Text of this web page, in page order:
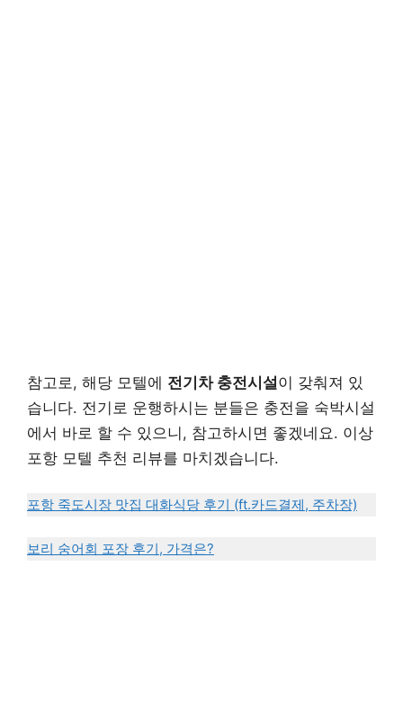
참고로, 해당 모텔에 전기차 충전시설이 갖춰져 있
습니다. 전기로 운행하시는 분들은 충전을 숙박시설
에서 바로 할 수 있으니, 참고하시면 좋겠네요. 이상
포항 모텔 추천 리뷰를 마치겠습니다.
포항 죽도시장 맛집 대화식당 후기 (ft.카드결제, 주차장)
보리 숭어회 포장 후기, 가격은?